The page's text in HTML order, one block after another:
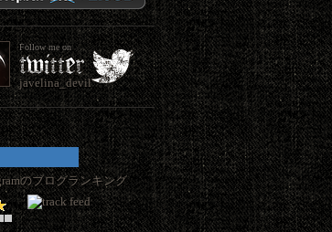
Follow me on
javelina_devil